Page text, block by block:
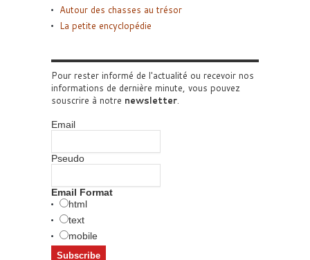
Autour des chasses au trésor
La petite encyclopédie
Pour rester informé de l'actualité ou recevoir nos
informations de dernière minute, vous pouvez
souscrire à notre newsletter.
Email
Pseudo
Email Format
html
text
mobile